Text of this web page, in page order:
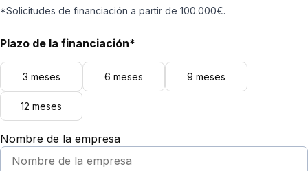
*Solicitudes de financiación a partir de 100.000€.
Plazo de la financiación*
3 meses 6 meses 9 meses
12 meses
Nombre de la empresa